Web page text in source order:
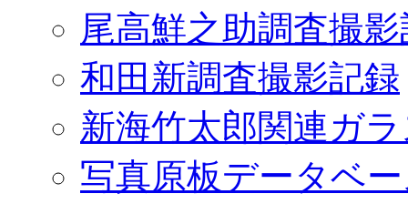
尾高鮮之助調査撮
和田新調査撮影記録
新海竹太郎関連ガ
写真原板データベ